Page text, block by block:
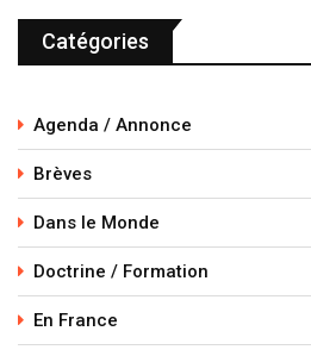
Catégories
Agenda / Annonce
Brèves
Dans le Monde
Doctrine / Formation
En France